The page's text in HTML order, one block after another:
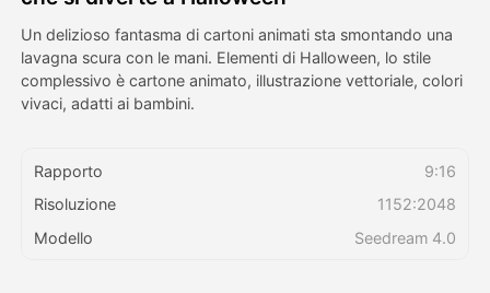
Blog
Prezzi
Un delizioso fantasma di cartoni animati sta smontando una
lavagna scura con le mani. Elementi di Halloween, lo stile
complessivo è cartone animato, illustrazione vettoriale, colori
vivaci, adatti ai bambini.
Rapporto
9:16
Risoluzione
1152:2048
Modello
Seedream 4.0